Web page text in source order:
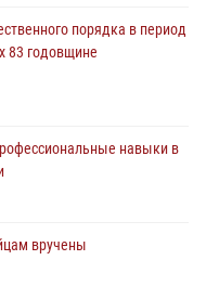
свыше 130
в краже
милиции в
порядка в период
83 годовщине
навыки в
вручены